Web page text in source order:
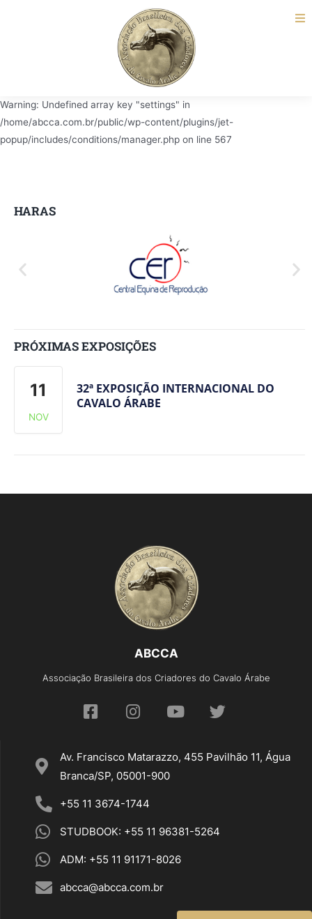
Warning: Undefined array key "settings" in
/home/abcca.com.br/public/wp-content/plugins/jet-
popup/includes/conditions/manager.php on line 567
HARAS
PRÓXIMAS EXPOSIÇÕES
11
NOV
32ª EXPOSIÇÃO INTERNACIONAL DO
CAVALO ÁRABE
ABCCA
Associação Brasileira dos Criadores do Cavalo Árabe
Av. Francisco Matarazzo, 455 Pavilhão 11, Água
Branca/SP, 05001-900
+55 11 3674-1744
STUDBOOK: +55 11 96381-5264
ADM: +55 11 91171-8026
abcca@abcca.com.br